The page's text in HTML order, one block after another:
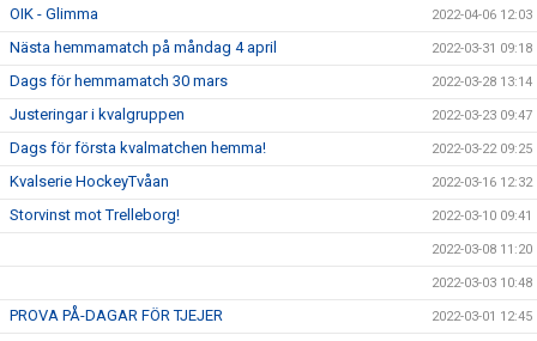
OIK - Glimma 2022-04-06 12:03
Nästa hemmamatch på måndag 4 april 2022-03-31 09:18
Dags för hemmamatch 30 mars 2022-03-28 13:14
Justeringar i kvalgruppen 2022-03-23 09:47
Dags för första kvalmatchen hemma! 2022-03-22 09:25
Kvalserie HockeyTvåan 2022-03-16 12:32
Storvinst mot Trelleborg! 2022-03-10 09:41
2022-03-08 11:20
2022-03-03 10:48
PROVA PÅ-DAGAR FÖR TJEJER 2022-03-01 12:45